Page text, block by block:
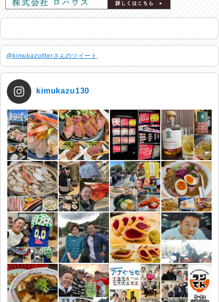
@kimukazuitterさんのツイート
kimukazu130